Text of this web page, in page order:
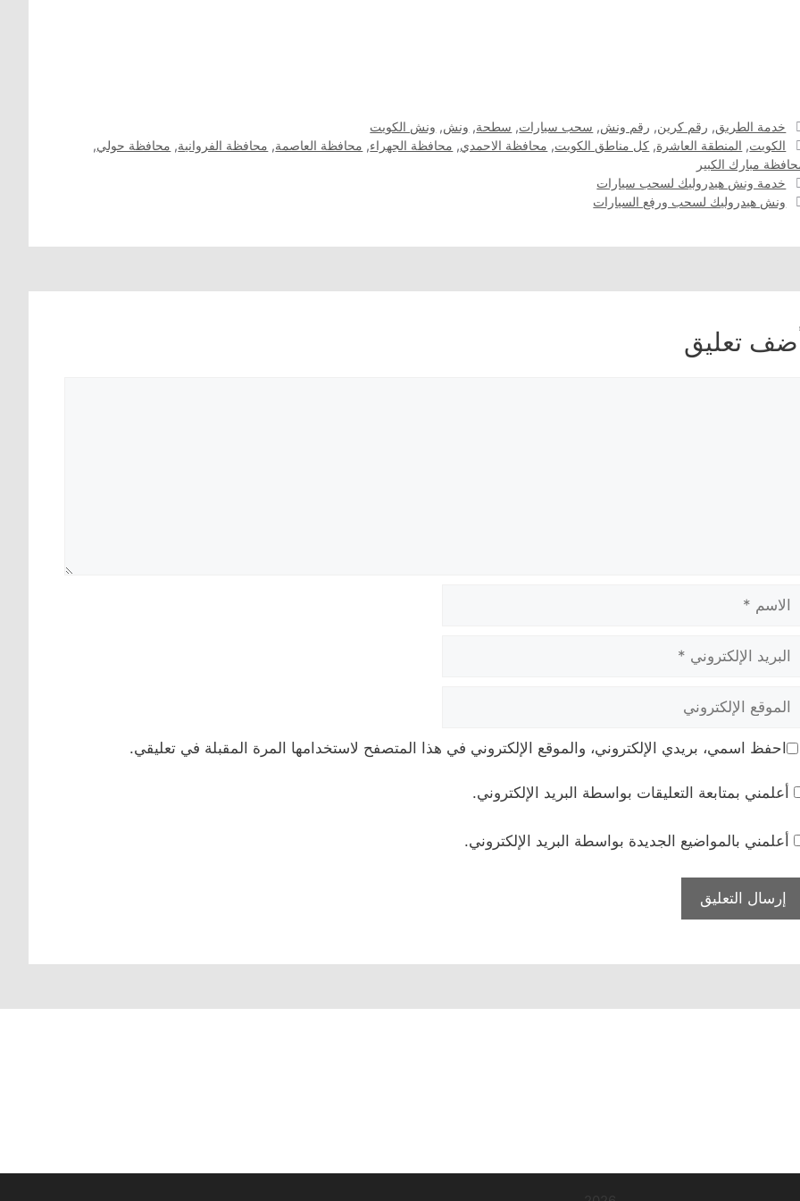
التصنيفات
خدمة الطريق, رقم كرين, رقم ونش, سحب سيارات, سطحة, ونش, ونش الكويت
الوسوم
الكويت, المنطقة العاشرة, كل مناطق الكويت, محافظة الاحمدي, محافظة الجهراء, محافظة العاصمة, محافظة الفروانية, محافظة حولي,
مبارك الكبير
خدمة ونش هيدروليك لسحب سيارات
ونش هيدروليك لسحب ورفع السيارات
تعليق
الإلكتروني
الإلكتروني
احفظ اسمي، بريدي الإلكتروني، والموقع الإلكتروني في هذا المتصفح لاستخدامها المرة المقبلة في تعليقي.
أعلمني بمتابعة التعليقات بواسطة البريد الإلكتروني.
أعلمني بالمواضيع الجديدة بواسطة البريد الإلكتروني.